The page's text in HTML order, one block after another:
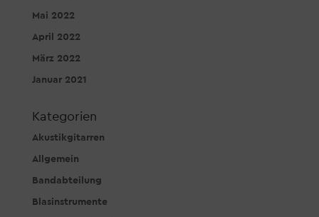
Mai 2022
April 2022
März 2022
Januar 2021
Kategorien
Akustikgitarren
Allgemein
Bandabteilung
Blasinstrumente